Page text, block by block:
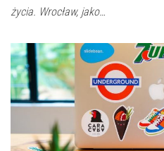
życia. Wrocław, jako…